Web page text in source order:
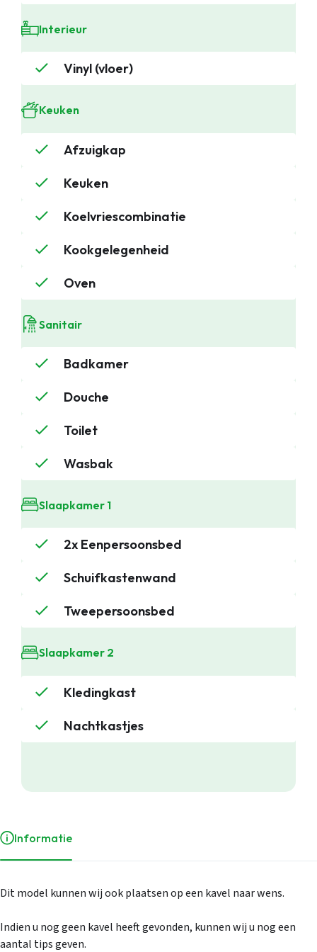
Chalets
Service
Onze
Interieur
Vinyl (vloer)
Keuken
Afzuigkap
Keuken
Koelvriescombinatie
Kookgelegenheid
Oven
Sanitair
Badkamer
Douche
Toilet
Wasbak
Slaapkamer 1
2x Eenpersoonsbed
Schuifkastenwand
Tweepersoonsbed
Slaapkamer 2
Kledingkast
Nachtkastjes
Informatie
Dit model kunnen wij ook plaatsen op een kavel naar wens.
Indien u nog geen kavel heeft gevonden, kunnen wij u nog een
aantal tips geven.